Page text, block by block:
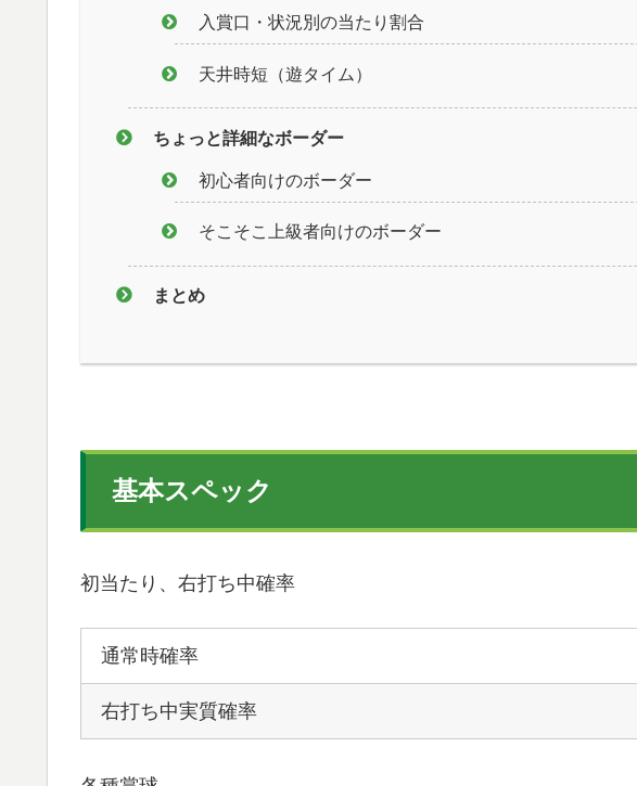
入賞口・状況別の当たり割合
天井時短（遊タイム）
ちょっと詳細なボーダー
初心者向けのボーダー
そこそこ上級者向けのボーダー
まとめ
基本スペック
初当たり、右打ち中確率
通常時確率
右打ち中実質確率